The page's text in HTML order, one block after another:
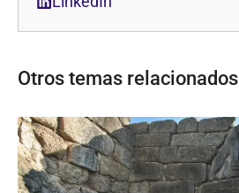
Otros temas relacionados